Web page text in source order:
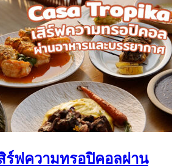
สิร์ฟความทรอปิคอลผ่าน